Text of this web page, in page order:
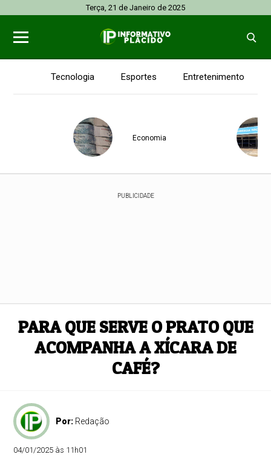
Terça, 21 de Janeiro de 2025
Tecnologia Esportes Entretenimento
Economia
Acre
PUBLICIDADE
PARA QUE SERVE O PRATO QUE
ACOMPANHA A XÍCARA DE
CAFÉ?
Por: Redação
04/01/2025 às 11h01